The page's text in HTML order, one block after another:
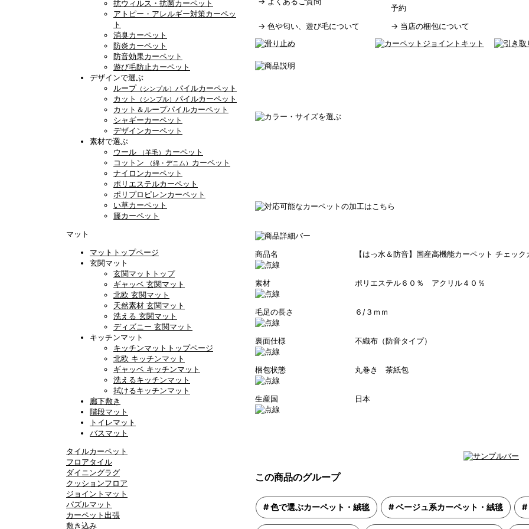
抗ウィルス・抗菌カーペット
アトピー・アレルギー対策カーペッ
ト
消臭カーペット
防炎カーペット
防音効果カーペット
遊び毛防止カーペット
デザインで選ぶ
ループ （シンプル） パイルカーペット
カット
（シンプル） パイルカーペット
カット＆ループパイルカーペット
シャギーカーペット
デザインカーペット
素材で選ぶ
ウール
（羊毛） カーペット
コットン
（綿・デニム） カーペット
ナイロンカーペット
ポリエステルカーペット
ポリプロピレンカーペット
い草カーペット
籐カーペット
マット
マットトップページ
玄関マット
玄関マットトップ
ギャッベ 玄関マット
北欧 玄関マット
天然素材 玄関マット
洗える 玄関マット
ディズニー 玄関マット
キッチンマット
キッチンマットトップページ
北欧 キッチンマット
ギャッベ キッチンマット
洗えるキッチンマット
拭けるキッチンマット
廊下敷き
階段マット
トイレマット
バスマット
タイルカーペット
フロアタイル
ダイニングラグ
クッションフロア
ジョイントマット
パズルマット
カーペット出張
敷き込み
予約
→ 色や匂い、遊び毛について → 当店の梱包について
商品名 【はっ水＆防音】国産高機能カーペット チェック
素材 ポリエステル６０％ アクリル４０％
毛足の長さ ６/３ｍｍ
裏面仕様 不織布（防音タイプ）
梱包状態 丸巻き 茶紙包
生産国 日本
この商品のグループ
色で選ぶカーペット・絨毯 ベージュ系カーペット・絨毯